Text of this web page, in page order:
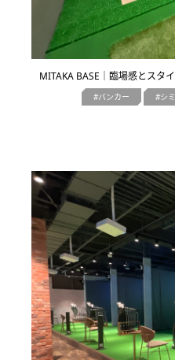
MITAKA BASE｜臨場感とスタ
バンカー シ